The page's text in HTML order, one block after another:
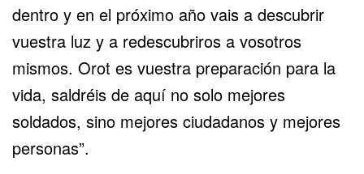
dentro y en el próximo año vais a descubrir
vuestra luz y a redescubriros a vosotros
mismos. Orot es vuestra preparación para la
vida, saldréis de aquí no solo mejores
soldados, sino mejores ciudadanos y mejores
personas”.